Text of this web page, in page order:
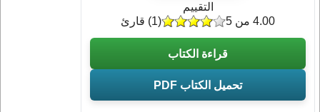
التقييم
(
1) قارئ 4.00 من 5
قراءة الكتاب
تحميل الكتاب PDF